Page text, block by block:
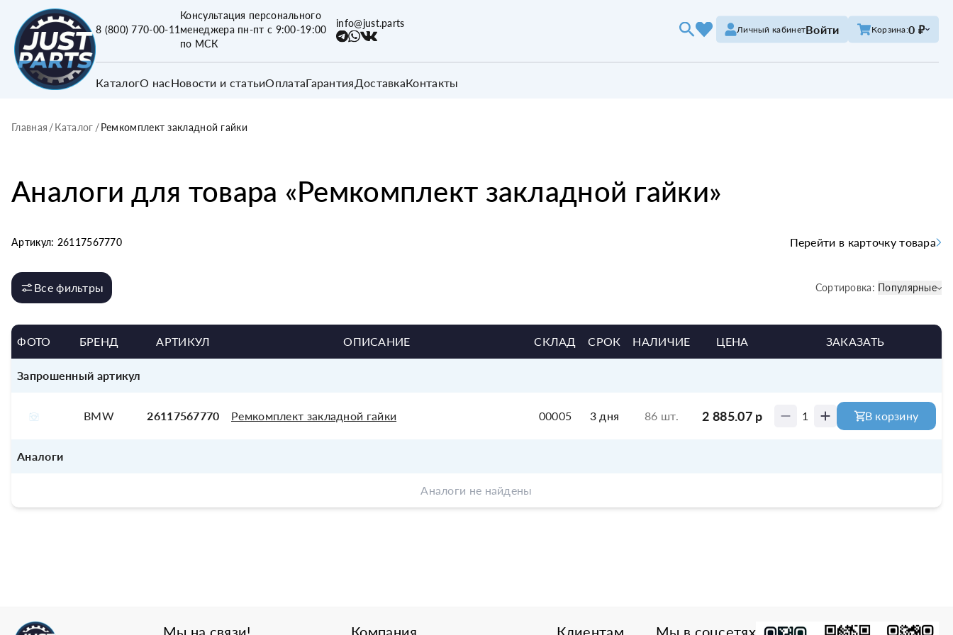
8 (800) 770-00-11
Консультация персонального
менеджера пн-пт с 9:00-19:00
по МСК
info@just.parts Личный кабинетВойти Корзина:0 ₽
КаталогО насНовости и статьиОплатаГарантия ДоставкаКонтакты
Главная /Каталог /Ремкомплект закладной гайки
Аналоги для товара «Ремкомплект закладной гайки»
Артикул: 26117567770 Перейти в карточку товара
Все фильтры Сортировка: Популярные
ФОТО БРЕНД АРТИКУЛ ОПИСАНИЕ СКЛАД СРОК НАЛИЧИЕ ЦЕНА ЗАКАЗАТЬ
Запрошенный артикул
BMW 26117567770 Ремкомплект закладной гайки 00005 3 дня 86 шт. 2 885.07р 1 В корзину
Аналоги
Аналоги не найдены
Мы на связи! Компания Клиентам Мы в соцсетях